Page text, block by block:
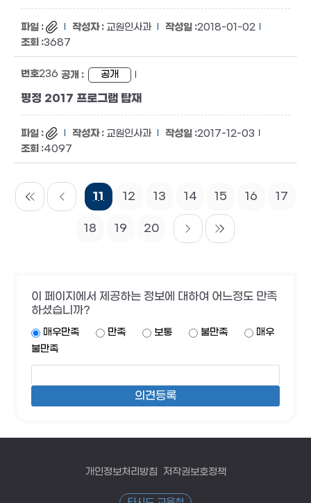
교원인사과
2018-01-02
3687
236 공개
평정 2017 프로그램 탑재
교원인사과
2017-12-03
4097
11 12 13 14 15 16 17
18 19 20
이 페이지에서 제공하는 정보에 대하여 어느정도 만족
하셨습니까?
매우만족 만족 보통 불만족
매우
불만족
개인정보처리방침 저작권보호정책